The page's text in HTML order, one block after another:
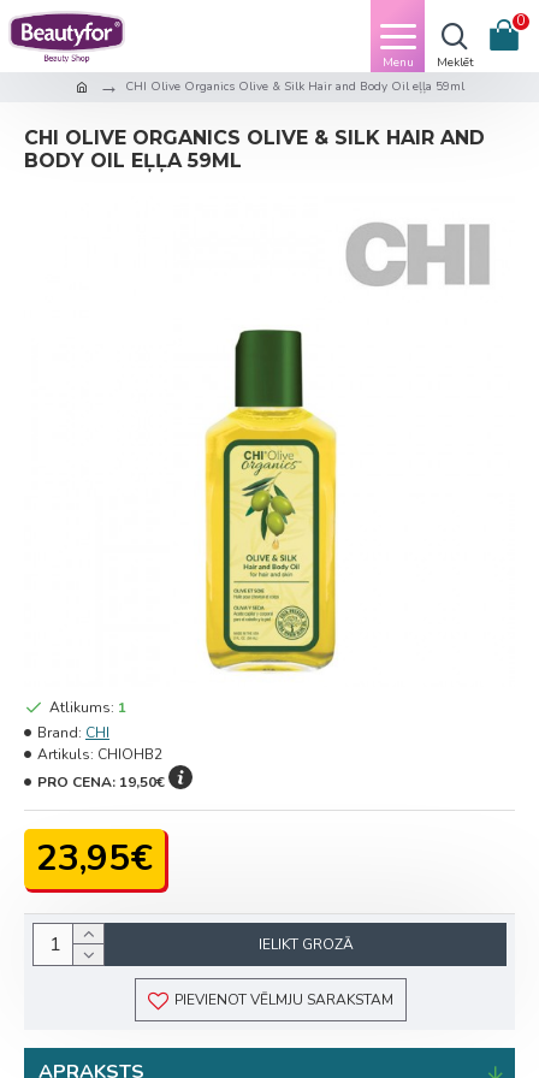
0
CHI Olive Organics Olive & Silk Hair and Body Oil eļļa 59ml
CHI OLIVE ORGANICS OLIVE & SILK HAIR AND
BODY OIL EĻĻA 59ML
23,95€
Atlikums: 1
Brand: CHI
Artikuls: CHIOHB2
PRO CENA: 19,50€
IELIKT GROZĀ
PIEVIENOT VĒLMJU SARAKSTAM
APRAKSTS